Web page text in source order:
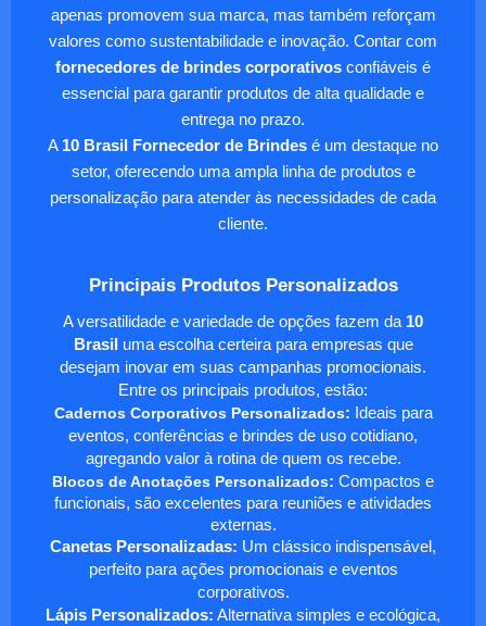
apenas promovem sua marca, mas também reforçam
valores como sustentabilidade e inovação. Contar com
fornecedores de brindes corporativos confiáveis é
essencial para garantir produtos de alta qualidade e
entrega no prazo.
A 10 Brasil Fornecedor de Brindes é um destaque no
setor, oferecendo uma ampla linha de produtos e
personalização para atender às necessidades de cada
cliente.
Principais Produtos Personalizados
A versatilidade e variedade de opções fazem da 10
Brasil uma escolha certeira para empresas que
desejam inovar em suas campanhas promocionais.
Entre os principais produtos, estão:
Cadernos Corporativos Personalizados: Ideais para
eventos, conferências e brindes de uso cotidiano,
agregando valor à rotina de quem os recebe.
Blocos de Anotações Personalizados: Compactos e
funcionais, são excelentes para reuniões e atividades
externas.
Canetas Personalizadas: Um clássico indispensável,
perfeito para ações promocionais e eventos
corporativos.
Lápis Personalizados: Alternativa simples e ecológica,